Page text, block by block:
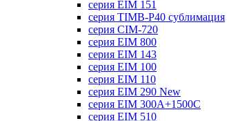
серия EIM 151
серия TIMB-P40 сублимация
серия CIM-720
серия EIM 800
серия EIM 143
серия EIM 100
серия EIM 110
серия EIM 290 New
серия EIM 300А+1500С
серия EIM 510